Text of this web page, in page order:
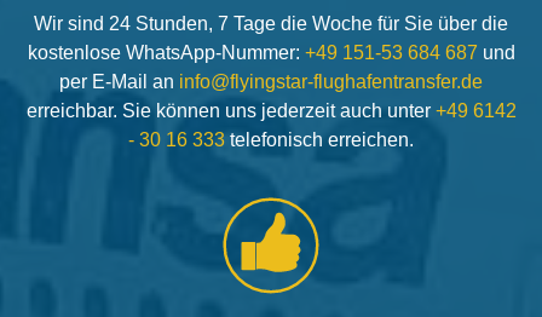
Wir sind 24 Stunden, 7 Tage die Woche für Sie über die
kostenlose WhatsApp-Nummer: +49 151-53 684 687 und
per E-Mail an info@flyingstar-flughafentransfer.de
erreichbar. Sie können uns jederzeit auch unter +49 6142
- 30 16 333 telefonisch erreichen.